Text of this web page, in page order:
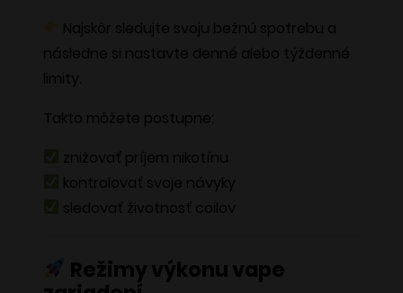
Najskôr sledujte svoju bežnú spotrebu a
následne si nastavte denné alebo týždenné
limity.
Takto môžete postupne:
znižovať príjem nikotínu
kontrolovať svoje návyky
sledovať životnosť coilov
Režimy výkonu vape